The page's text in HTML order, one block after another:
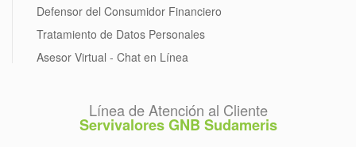
Defensor del Consumidor Financiero
Tratamiento de Datos Personales
Asesor Virtual - Chat en Línea
Línea de Atención al Cliente
Servivalores GNB Sudameris